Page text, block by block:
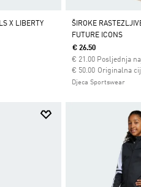
X LIBERTY
ŠIROKE
FUTURE ICONS
€ 26.50
€ 21.00 Posljednja
Originalna
Cijena umanjena od
€ 50.00za
Djeca Sportswear